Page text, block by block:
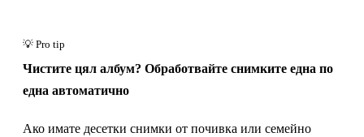
Чистите цял албум? Обработвайте снимките една по
една автоматично
Ако имате десетки снимки от почивка или семейно